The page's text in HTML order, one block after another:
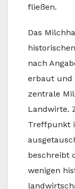
fließen.
Das
nach
erbaut und
zentrale
Landwirte.
Treffpunkt
beschreibt
wenigen